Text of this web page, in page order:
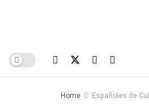
Home Españoles de